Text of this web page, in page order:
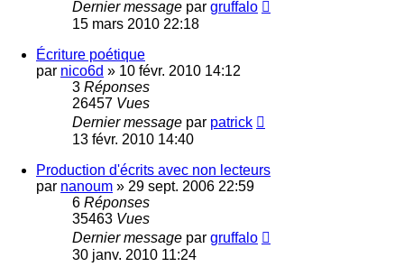
Dernier message par gruffalo
15 mars 2010 22:18
Écriture poétique
par nico6d » 10 févr. 2010 14:12
3 Réponses
26457 Vues
Dernier message par patrick
13 févr. 2010 14:40
Production d'écrits avec non lecteurs
par nanoum » 29 sept. 2006 22:59
6 Réponses
35463 Vues
Dernier message par gruffalo
30 janv. 2010 11:24